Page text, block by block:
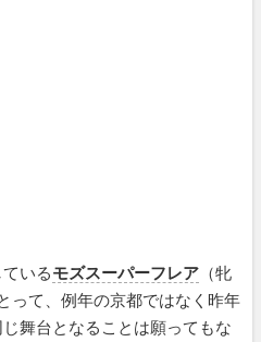
いるモズスーパーフレア （牝
って、例年の京都ではなく昨年
舞台となることは願ってもな